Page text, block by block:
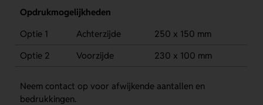
Opdrukmogelijkheden
Optie 1
Achterzijde
250 x 150 mm
Optie 2
Voorzijde 230 x 100 mm
Neem contact op voor afwijkende aantallen en
bedrukkingen.